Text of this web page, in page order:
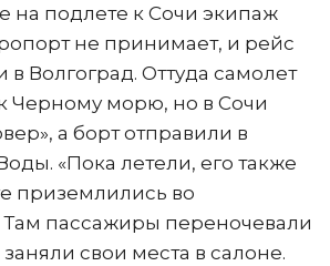
на подлете к Сочи экипаж
не принимает, и рейс
Волгоград. Оттуда самолет
Черному морю, но в Сочи
а борт отправили в
«Пока летели, его также
приземлились во
Там пассажиры переночевали
свои места в салоне.